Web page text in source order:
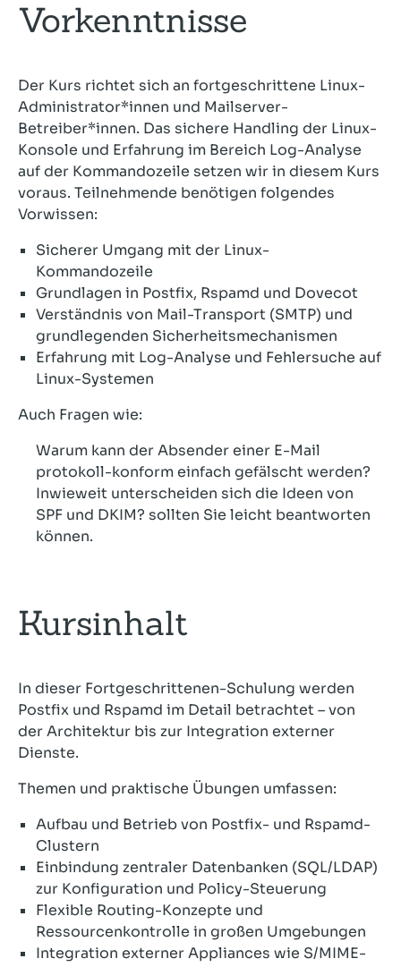
Vorkenntnisse
Der Kurs richtet sich an fortgeschrittene Linux-
Administrator*innen und Mailserver-
Betreiber*innen. Das sichere Handling der Linux-
Konsole und Erfahrung im Bereich Log-Analyse
auf der Kommandozeile setzen wir in diesem Kurs
voraus. Teilnehmende benötigen folgendes
Vorwissen:
Sicherer Umgang mit der Linux-
Kommandozeile
Grundlagen in Postfix, Rspamd und Dovecot
Verständnis von Mail-Transport (SMTP) und
grundlegenden Sicherheitsmechanismen
Erfahrung mit Log-Analyse und Fehlersuche auf
Linux-Systemen
Auch Fragen wie:
Warum kann der Absender einer E-Mail
protokoll-konform einfach gefälscht werden?
Inwieweit unterscheiden sich die Ideen von
SPF und DKIM? sollten Sie leicht beantworten
können.
Kursinhalt
In dieser Fortgeschrittenen-Schulung werden
Postfix und Rspamd im Detail betrachtet – von
der Architektur bis zur Integration externer
Dienste.
Themen und praktische Übungen umfassen:
Aufbau und Betrieb von Postfix- und Rspamd-
Clustern
Einbindung zentraler Datenbanken (SQL/LDAP)
zur Konfiguration und Policy-Steuerung
Flexible Routing-Konzepte und
Ressourcenkontrolle in großen Umgebungen
Integration externer Appliances wie S/MIME-